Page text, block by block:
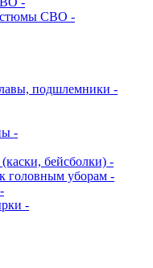
СВО -
подшлемники -
-
бейсболки) -
головным уборам -
-